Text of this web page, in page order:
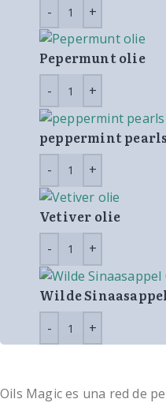
Pepermunt olie
peppermint pearls
Vetiver olie
Wilde
Oils Magic es una red de